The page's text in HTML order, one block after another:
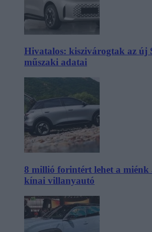
Hivatalos: kiszivárogtak az új
műszaki adatai
8 millió forintért lehet a miénk
kínai villanyautó